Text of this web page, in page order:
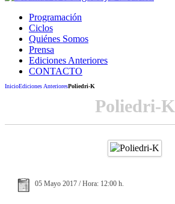
Programación
Ciclos
Quiénes Somos
Prensa
Ediciones Anteriores
CONTACTO
InicioEdiciones AnterioresPoliedri-K
Poliedri-K
05 Mayo 2017 / Hora: 12:00 h.